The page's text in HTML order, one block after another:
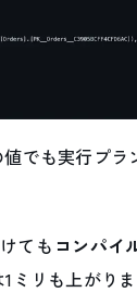
でも実行プラ
ても コンパイ
ミリも上がりま